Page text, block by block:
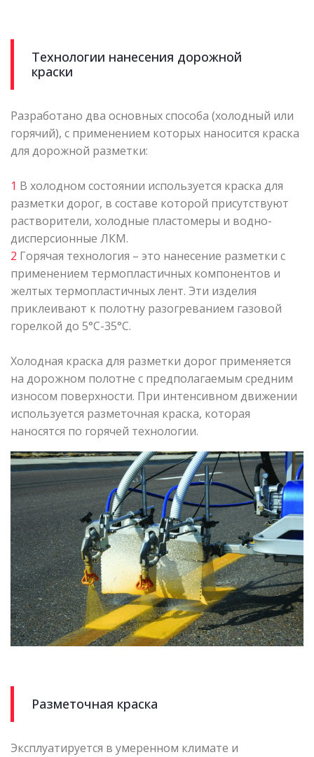
Технологии нанесения дорожной
краски
Разработано два основных способа (холодный или
горячий), с применением которых наносится краска
для дорожной разметки:
1 В холодном состоянии используется краска для
разметки дорог, в составе которой присутствуют
растворители, холодные пластомеры и водно-
дисперсионные ЛКМ.
2 Горячая технология – это нанесение разметки с
применением термопластичных компонентов и
желтых термопластичных лент. Эти изделия
приклеивают к полотну разогреванием газовой
горелкой до 5°С-35°С.
Холодная краска для разметки дорог применяется
на дорожном полотне с предполагаемым средним
износом поверхности. При интенсивном движении
используется разметочная краска, которая
наносятся по горячей технологии.
Разметочная краска
Эксплуатируется в умеренном климате и